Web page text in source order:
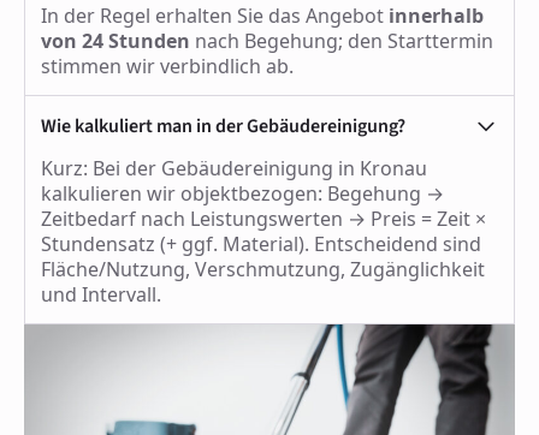
In der Regel erhalten Sie das Angebot innerhalb
von 24 Stunden nach Begehung; den Starttermin
stimmen wir verbindlich ab.
Wie kalkuliert man in der Gebäudereinigung?
Kurz: Bei der Gebäudereinigung in Kronau
kalkulieren wir objektbezogen: Begehung →
Zeitbedarf nach Leistungswerten → Preis = Zeit ×
Stundensatz (+ ggf. Material). Entscheidend sind
Fläche/Nutzung, Verschmutzung, Zugänglichkeit
und Intervall.